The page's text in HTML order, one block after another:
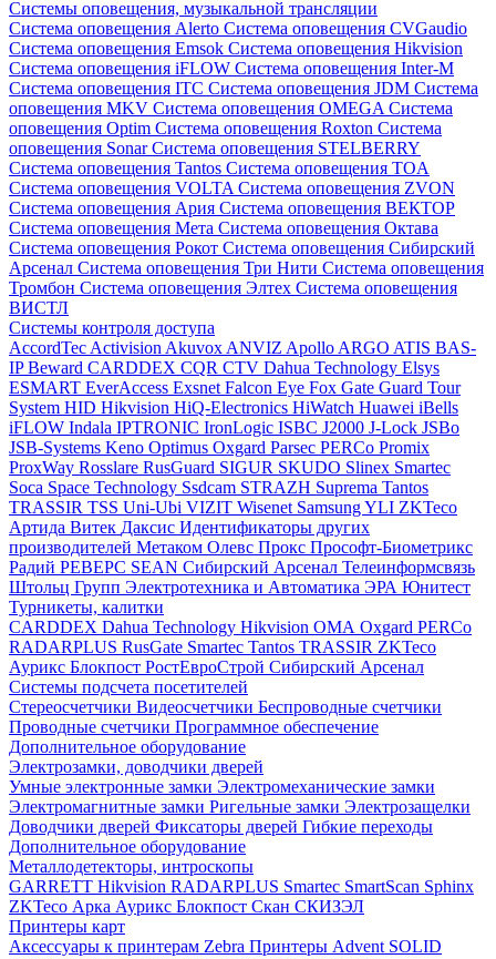
Системы оповещения, музыкальной трансляции
Система оповещения Alerto Система оповещения CVGaudio
Система оповещения Emsok Система оповещения Hikvision
Система оповещения iFLOW Система оповещения Inter-M
Система оповещения ITC Система оповещения JDM Система
оповещения MKV Система оповещения OMEGA Система
оповещения Optim Система оповещения Roxton Система
оповещения SonarСистема оповещения STELBERRY
Система оповещения Tantos Система оповещения TOA
Система оповещения VOLTA Система оповещения ZVON
Система оповещения Ария Система оповещения ВЕКТОР
Система оповещения Мета Система оповещения Октава
Система оповещения Рокот Система оповещения Сибирский
Арсенал Система оповещения Три Нити Система оповещения
Тромбон Система оповещения Элтех Система оповещения
ВИСТЛ
Системы контроля доступа
AccordTec Activision Akuvox ANVIZ Apollo ARGO ATIS BAS-
IPBeward CARDDEX CQR CTV Dahua Technology Elsys
ESMART EverAccess Exsnet Falcon Eye Fox Gate Guard Tour
System HID Hikvision HiQ-Electronics HiWatch Huawei iBells
iFLOW Indala IPTRONIC IronLogic ISBC J2000 J-Lock JSBo
JSB-Systems Keno Optimus Oxgard Parsec PERCo Promix
ProxWay Rosslare RusGuard SIGUR SKUDO Slinex Smartec
Soca Space Technology Ssdcam STRAZH Suprema Tantos
TRASSIR TSS Uni-Ubi VIZIT Wisenet SamsungYLI ZKTeco
Артида Витек Даксис Идентификаторы других
производителей Метаком Олевс Прокс Прософт-Биометрикс
Радий РЕВЕРС SEAN Сибирский Арсенал Телеинформсвязь
Штольц Групп Электротехника и Автоматика ЭРА Юнитест
Турникеты, калитки
CARDDEX Dahua Technology Hikvision ОМА Oxgard PERCo
RADARPLUS RusGate Smartec Tantos TRASSIR ZKTeco
Аурикс Блокпост РостЕвроСтрой Сибирский Арсенал
Системы подсчета посетителей
Стереосчетчики Видеосчетчики Беспроводные счетчики
Проводные счетчики Программное обеспечение
Дополнительное оборудование
Электрозамки, доводчики дверей
Умные электронные замки Электромеханические замки
Электромагнитные замки Ригельные замки Электрозащелки
Доводчики дверей Фиксаторы дверей Гибкие переходы
Дополнительное оборудование
Металлодетекторы, интроскопы
GARRETT Hikvision RADARPLUS Smartec SmartScan Sphinx
ZKTeco Арка Аурикс Блокпост Скан СКИЗЭЛ
Принтеры карт
Аксессуары к принтерам Zebra Принтеры Advent SOLID